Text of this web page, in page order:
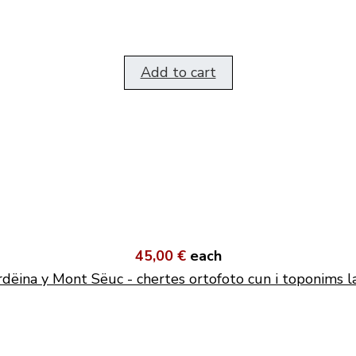
Add to cart
45,00 € each
y Mont Sëuc - chertes ortofoto cun i toponims